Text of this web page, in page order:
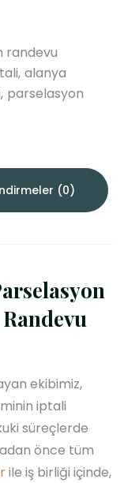
randevu
alanya
parselasyon
(0)
ekibimiz,
iptali
süreçlerde
önce tüm
ile iş birliği içinde,